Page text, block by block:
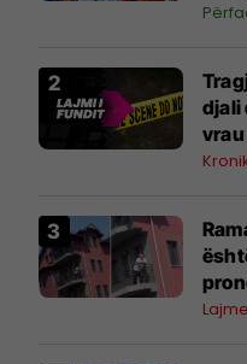
djali
Lajme